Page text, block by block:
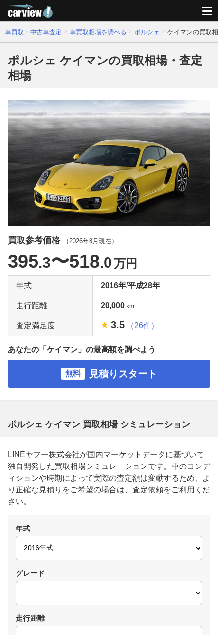
車買取・中古車査定 車買取相場を調べる ポルシェ ケイマンの買取
ポルシェ ケイマンの買取相場・査定
相場
買取参考価格 （ 2026年8月 現在）
395.3〜518.0万円
年式 2016年/平成28年
走行距離 20,000 km
査定満足度 3.5 （26件）
あなたの「ケイマン」の最高額を調べよう
無料 見積りスタート
ポルシェ ケイマン 買取相場 シミュレーション
LINEヤフー株式会社が国内マーケットデータに基づいて
独自開発した買取相場シミュレーションです。車のコンデ
ィションや時期によって実際の査定額は変動するため、よ
り正確な見積りをご希望の場合は、査定依頼をご利用くだ
さい。
年式
グレード
走行距離